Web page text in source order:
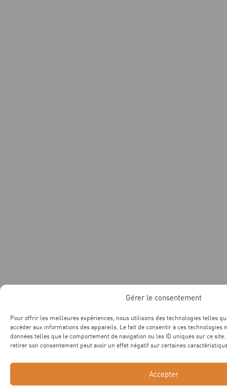
Gérer le consentement
Pour offrir les meilleures expériences, nous utilisons des technologies telles
accéder aux informations des appareils. Le fait de consentir à ces technologies
données telles que le comportement de navigation ou les ID uniques sur ce
retirer son consentement peut avoir un effet négatif sur certaines
Accepter